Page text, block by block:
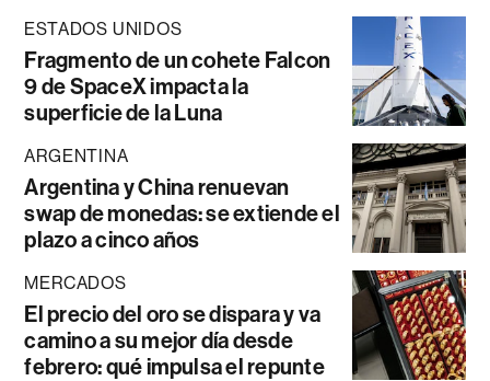
ESTADOS UNIDOS
Fragmento de un cohete Falcon
9 de SpaceX impacta la
superficie de la Luna
ARGENTINA
Argentina y China renuevan
swap de monedas: se extiende el
plazo a cinco años
MERCADOS
El precio del oro se dispara y va
camino a su mejor día desde
febrero: qué impulsa el repunte